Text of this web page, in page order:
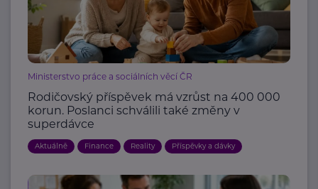
Ministerstvo práce a sociálních věcí ČR
Rodičovský příspěvek má vzrůst na 400 000
korun. Poslanci schválili také změny v
superdávce
Aktuálně Finance Reality Příspěvky a dávky